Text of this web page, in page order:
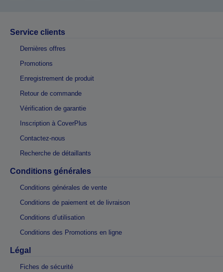
Service clients
Dernières offres
Promotions
Enregistrement de produit
Retour de commande
Vérification de garantie
Inscription à CoverPlus
Contactez-nous
Recherche de détaillants
Conditions générales
Conditions générales de vente
Conditions de paiement et de livraison
Conditions d’utilisation
Conditions des Promotions en ligne
Légal
Fiches de sécurité